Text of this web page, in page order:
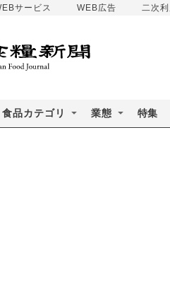
サービス WEB広告 二次
食品カテゴリ 業態 特集